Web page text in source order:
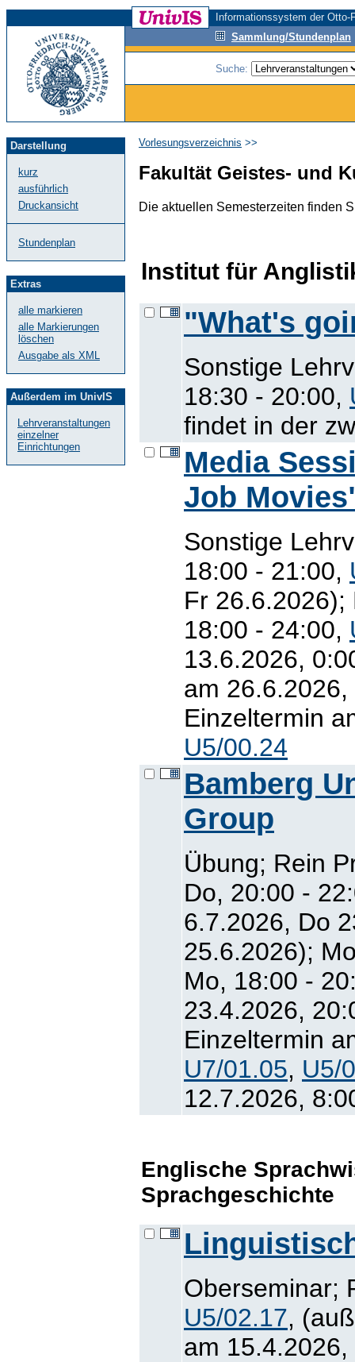
Informationssystem der
Sammlung/Stundenplan
Suche:
Darstellung
kurz
ausführlich
Druckansicht
Stundenplan
Extras
alle markieren
alle Markierungen
löschen
Ausgabe als XML
Außerdem im UnivIS
Lehrveranstaltungen
einzelner
Einrichtungen
Vorlesungsverzeichnis >>
Fakultät Geistes- und
Die aktuellen Semesterzeiten finden
Institut für
"What's
Sonstige
18:30 - 20:00,
findet in der
Media
Job
Sonstige
18:00 - 21:00,
Fr 26.6.2026);
18:00 - 24:00,
13.6.2026,
am
Einzeltermin
U5/00.24
Bamberg
Group
Übung; Rein
Do, 20:00 -
6.7.2026, Do
25.6.2026);
Mo, 18:00 -
23.4.2026,
Einzeltermin
U7/01.05, U5/
12.7.2026,
Englische
Sprachgeschichte
Oberseminar;
U5/02.17,
am